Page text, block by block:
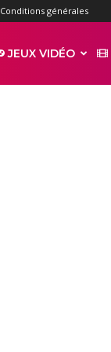
Conditions générales
JEUX VIDÉO